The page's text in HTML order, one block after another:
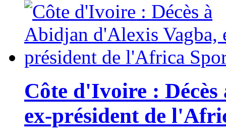
Côte d'Ivoire :
ex-président de